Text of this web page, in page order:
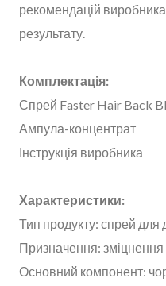
рекомендацій
результату.
Комплектація:
Спрей Faster Hair Back
Ампула-концентрат
Інструкція виробника
Характеристики:
Тип продукту: спрей для
Призначення:
Основний компонент: